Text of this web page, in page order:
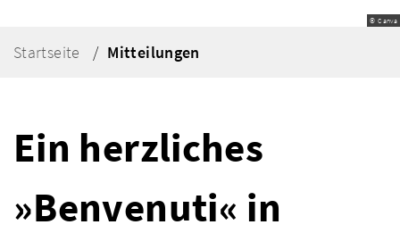
© Canva
Startseite Mitteilungen
Ein herzliches
»Benvenuti« in